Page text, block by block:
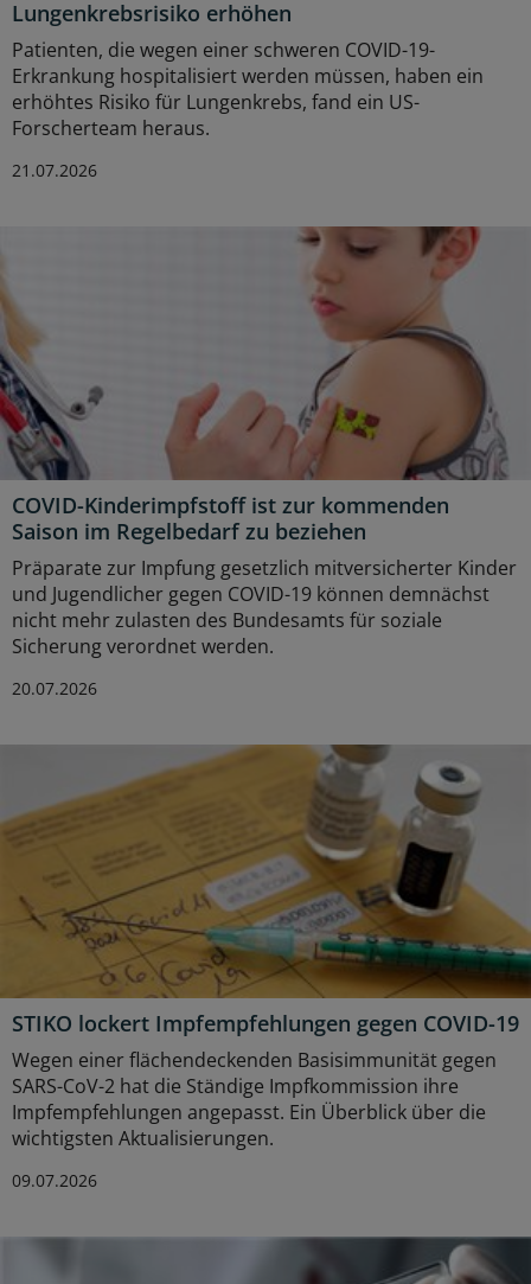
Lungenkrebsrisiko erhöhen
Patienten, die wegen einer schweren COVID-19-
Erkrankung hospitalisiert werden müssen, haben ein
erhöhtes Risiko für Lungenkrebs, fand ein US-
Forscherteam heraus.
21.07.2026
COVID-Kinderimpfstoff ist zur kommenden
Saison im Regelbedarf zu beziehen
Präparate zur Impfung gesetzlich mitversicherter Kinder
und Jugendlicher gegen COVID-19 können demnächst
nicht mehr zulasten des Bundesamts für soziale
Sicherung verordnet werden.
20.07.2026
STIKO lockert Impfempfehlungen gegen COVID-19
Wegen einer flächendeckenden Basisimmunität gegen
SARS-CoV-2 hat die Ständige Impfkommission ihre
Impfempfehlungen angepasst. Ein Überblick über die
wichtigsten Aktualisierungen.
09.07.2026